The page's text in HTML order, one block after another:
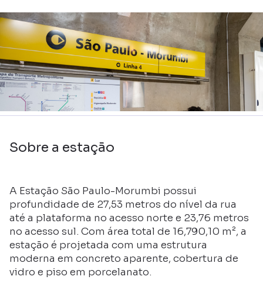
Sobre a estação
A Estação São Paulo-Morumbi possui
profundidade de 27,53 metros do nível da rua
até a plataforma no acesso norte e 23,76 metros
no acesso sul. Com área total de 16,790,10 m², a
estação é projetada com uma estrutura
moderna em concreto aparente, cobertura de
vidro e piso em porcelanato.